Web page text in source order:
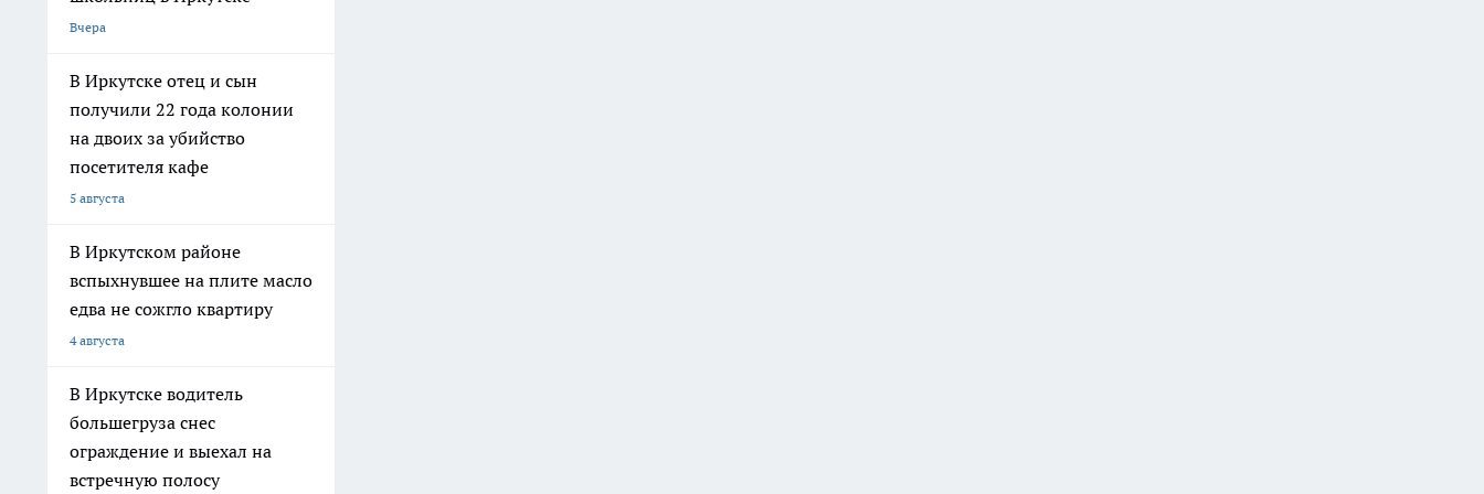
Вчера
В Иркутске отец и сын
получили 22 года колонии
на двоих за убийство
посетителя кафе
5 августа
В Иркутском районе
вспыхнувшее на плите масло
едва не сожгло квартиру
4 августа
В Иркутске водитель
большегруза снес
ограждение и выехал на
встречную полосу